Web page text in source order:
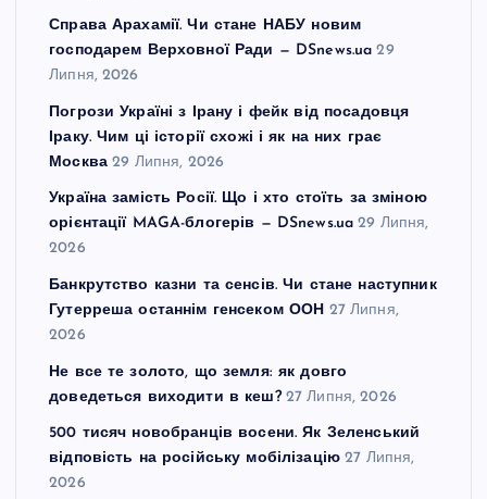
Справа Арахамії. Чи стане НАБУ новим
господарем Верховної Ради — DSnews.ua 29
Липня, 2026
Погрози Україні з Ірану і фейк від посадовця
Іраку. Чим ці історії схожі і як на них грає
Москва 29 Липня, 2026
Україна замість Росії. Що і хто стоїть за зміною
орієнтації MAGA-блогерів — DSnews.ua 29 Липня,
2026
Банкрутство казни та сенсів. Чи стане наступник
Гутерреша останнім генсеком ООН 27 Липня,
2026
Не все те золото, що земля: як довго
доведеться виходити в кеш? 27 Липня, 2026
500 тисяч новобранців восени. Як Зеленський
відповість на російську мобілізацію 27 Липня,
2026